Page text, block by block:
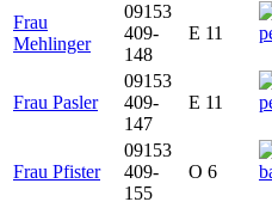
Frau
Mehlinger
09153
409-
148
E 11
Frau Pasler
09153
409-
147
E 11
Frau Pfister
09153
409-
155
O 6